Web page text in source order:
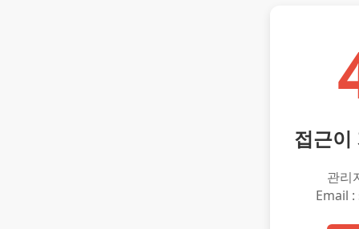
접근이
관리
Email